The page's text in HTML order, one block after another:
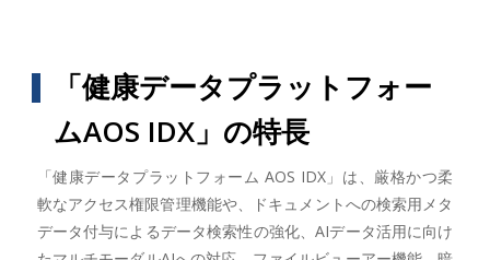
「健康データプラットフォー
ムAOS IDX」の特長
「健康データプラットフォーム AOS IDX」は、厳格かつ柔
軟なアクセス権限管理機能や、ドキュメントへの検索用メタ
データ付与によるデータ検索性の強化、AIデータ活用に向け